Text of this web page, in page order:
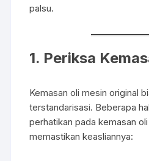
palsu.
1. Periksa
Kemasan oli mesin original
terstandarisasi. Beberapa
perhatikan pada kemasan
memastikan keasliannya: